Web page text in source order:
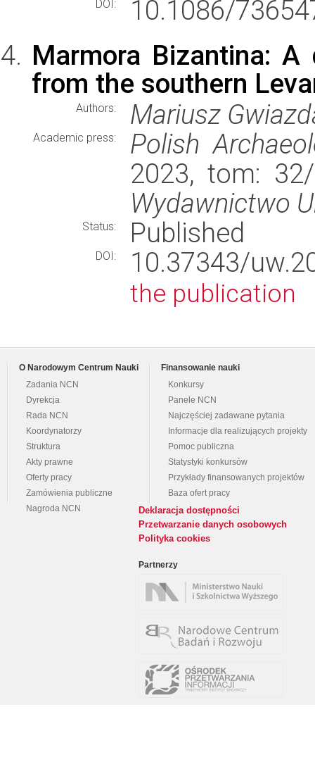
DOI:
10.1086/
Marmora Bizantina:
from the southern
Authors: Mariusz
Academic press:
Polish
2023, tom:
Wydawnictwo
Status: Published
DOI: 10.37343/
the publication
O Narodowym Centrum Nauki
Zadania NCN
Dyrekcja
Rada NCN
Koordynatorzy
Struktura
Akty prawne
Oferty pracy
Zamówienia publiczne
Nagroda NCN
Finansowanie nauki
Konkursy
Panele NCN
Najczęściej zadawane pytania
Informacje dla realizujących projekty
Pomoc publiczna
Statystyki konkursów
Przykłady finansowanych projektów
Baza ofert pracy
Deklaracja dostępności
Przetwarzanie danych osobowych
Polityka cookies
Partnerzy